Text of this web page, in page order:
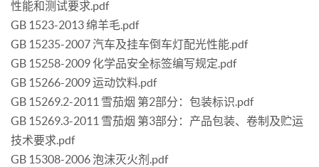
性能和测试要求.pdf
GB 1523-2013 绵羊毛.pdf
GB 15235-2007 汽车及挂车倒车灯配光性能.pdf
GB 15258-2009 化学品安全标签编写规定.pdf
GB 15266-2009 运动饮料.pdf
GB 15269.2-2011 雪茄烟 第2部分：包装标识.pdf
GB 15269.3-2011 雪茄烟 第3部分：产品包装、卷制及贮运
技术要求.pdf
GB 15308-2006 泡沫灭火剂.pdf